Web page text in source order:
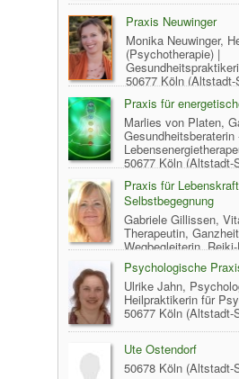
Praxis Neuwinger
Monika Neuwinger,
(Psychotherapie) |
50677 Köln (Altstadt-
Praxis für
Marlies von Platen,
Gesundheitsberaterin
50677 Köln (Altstadt-
Praxis für
Selbstbegegnung
Gabriele Gillissen,
Therapeutin,
Wegbegleiterin,
50677 Köln (Altstadt-Süd)
Psychologische
Ulrike Jahn,
Heilpraktikerin für
50677 Köln (Altstadt-
Ute Ostendorf
50678 Köln (Altstadt-